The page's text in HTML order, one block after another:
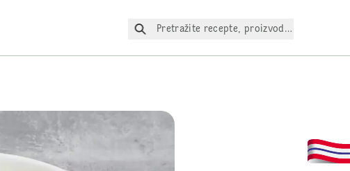
Pretražite recepte, proizvode itd.